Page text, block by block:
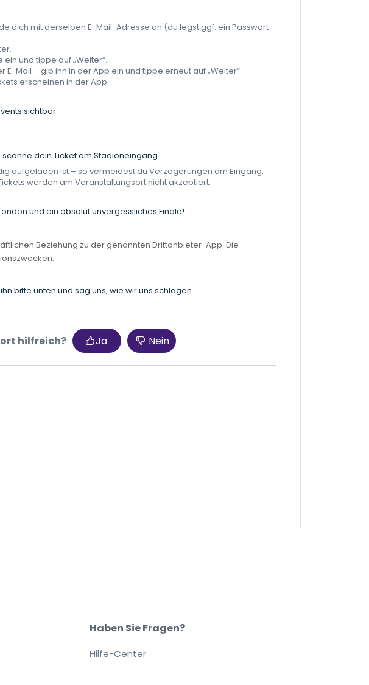
dich mit derselben E-Mail-Adresse an (du legst ggf. ein Passwort
und tippe auf „Weiter“.
Mail – gib ihn in der App ein und tippe erneut auf „Weiter“.
erscheinen in der App.
sichtbar.
scanne dein Ticket am Stadioneingang.
aufgeladen ist – so vermeidest du Verzögerungen am Eingang.
werden am Veranstaltungsort nicht akzeptiert.
und ein absolut unvergessliches Finale!
Beziehung zu der genannten Drittanbieter-App. Die
bitte unten und sag uns, wie wir uns schlagen.
hilfreich? Ja Nein
Haben Sie Fragen?
Hilfe-Center